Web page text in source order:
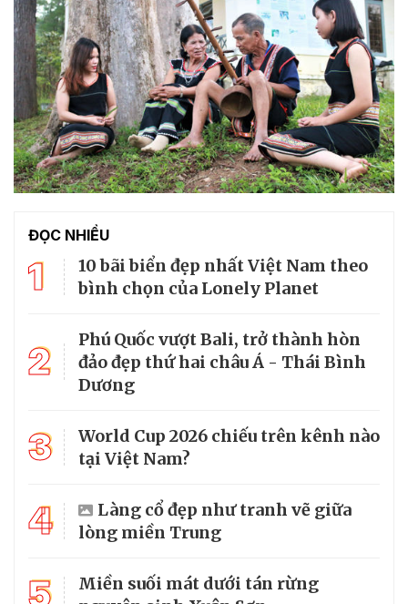
ĐỌC NHIỀU
1
10 bãi biển đẹp nhất Việt Nam theo
bình chọn của Lonely Planet
2
Phú Quốc vượt Bali, trở thành hòn
đảo đẹp thứ hai châu Á - Thái Bình
Dương
3
World Cup 2026 chiếu trên kênh nào
tại Việt Nam?
4
Làng cổ đẹp như tranh vẽ giữa
lòng miền Trung
5
Miền suối mát dưới tán rừng